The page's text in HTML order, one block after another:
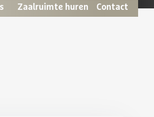
Zaalruimte huren Contact